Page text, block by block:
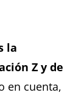
la
Z y de
en cuenta,